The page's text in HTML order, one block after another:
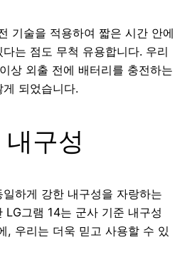
기술을 적용하여 짧은 시간 안에
는 점도 무척 유용합니다. 우리
상 외출 전에 배터리를 충전하는
되었습니다.
구성
하게 강한 내구성을 자랑하는
LG그램 14는 군사 기준 내구성
, 우리는 더욱 믿고 사용할 수 있